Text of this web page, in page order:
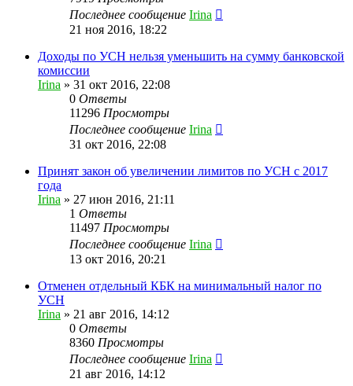
Последнее сообщение Irina
21 ноя 2016, 18:22
Доходы по УСН нельзя уменьшить на сумму банковской
комиссии
Irina » 31 окт 2016, 22:08
0 Ответы
11296 Просмотры
Последнее сообщение Irina
31 окт 2016, 22:08
Принят закон об увеличении лимитов по УСН с 2017
года
Irina » 27 июн 2016, 21:11
1 Ответы
11497 Просмотры
Последнее сообщение Irina
13 окт 2016, 20:21
Отменен отдельный КБК на минимальный налог по
УСН
Irina » 21 авг 2016, 14:12
0 Ответы
8360 Просмотры
Последнее сообщение Irina
21 авг 2016, 14:12